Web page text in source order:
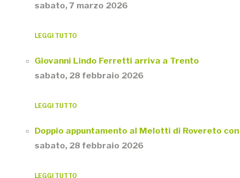
sabato, 7 marzo 2026
LEGGI TUTTO
Giovanni Lindo Ferretti arriva a Trento
sabato, 28 febbraio 2026
LEGGI TUTTO
Doppio appuntamento al Melotti di Rovereto
sabato, 28 febbraio 2026
LEGGI TUTTO